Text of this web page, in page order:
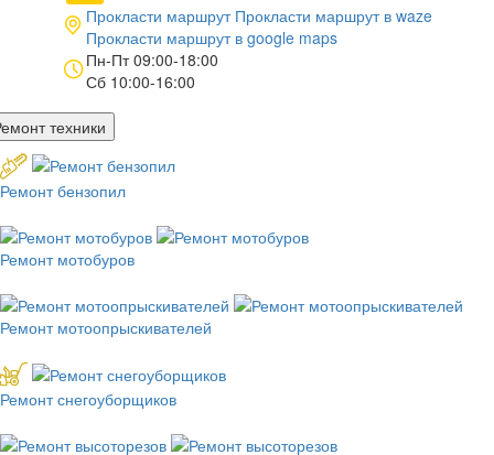
Прокласти маршрут Прокласти маршрут в waze
Прокласти маршрут в google maps
Пн-Пт 09:00-18:00
Сб 10:00-16:00
техники
Ремонт бензопил
Ремонт мотобуров
Ремонт мотоопрыскивателей
Ремонт снегоуборщиков